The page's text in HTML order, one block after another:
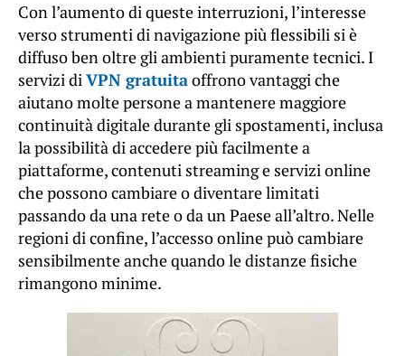
Con l’aumento di queste interruzioni, l’interesse
verso strumenti di navigazione più flessibili si è
diffuso ben oltre gli ambienti puramente tecnici. I
servizi diVPN gratuitaoffrono vantaggi che
aiutano molte persone a mantenere maggiore
continuità digitale durante gli spostamenti, inclusa
la possibilità di accedere più facilmente a
piattaforme, contenuti streaming e servizi online
che possono cambiare o diventare limitati
passando da una rete o da un Paese all’altro. Nelle
regioni di confine, l’accesso online può cambiare
sensibilmente anche quando le distanze fisiche
rimangono minime.